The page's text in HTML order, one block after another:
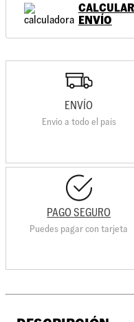
ENVÍO
ENVÍO
Envio a todo el país
PAGO SEGURO
Puedes pagar con tarjeta